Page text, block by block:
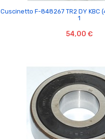

Cuscinetto F-848267 TR2 DY KBC
1
54,00 €